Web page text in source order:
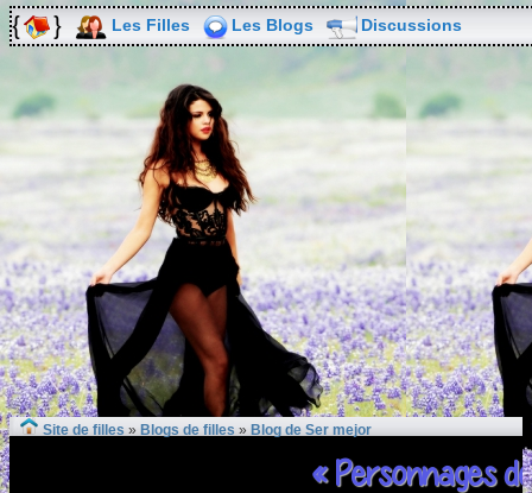
Les Filles Les Blogs Discussions
Site de filles » Blogs de filles » Blog de Ser mejor
« Personnages